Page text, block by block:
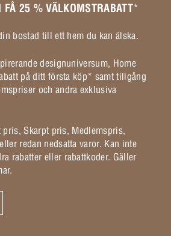
25 % VÄLKOMSTRABATT*
bostad till ett hem du kan älska.
designuniversum, Home
på ditt första köp* samt tillgång
och andra exklusiva
Skarpt pris, Medlemspris,
redan nedsatta varor. Kan inte
rabatter eller rabattkoder. Gäller